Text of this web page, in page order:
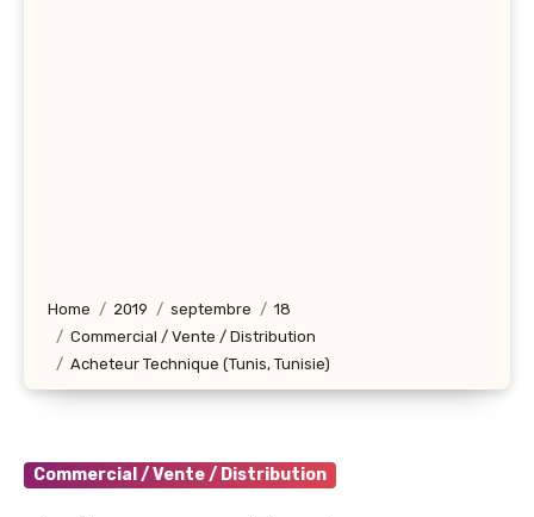
Home 2019 septembre
18
Commercial / Vente / Distribution
Acheteur Technique (Tunis, Tunisie)
Commercial / Vente / Distribution